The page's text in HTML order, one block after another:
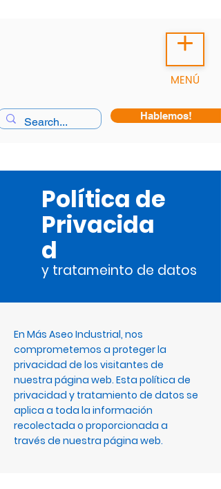
MENÚ
Hablemos!
Política de
Privacida
d
y tratameinto de datos
En Más Aseo Industrial, nos
comprometemos a proteger la
privacidad de los visitantes de
nuestra página web. Esta política de
privacidad y tratamiento de datos se
aplica a toda la información
recolectada o proporcionada a
través de nuestra página web.